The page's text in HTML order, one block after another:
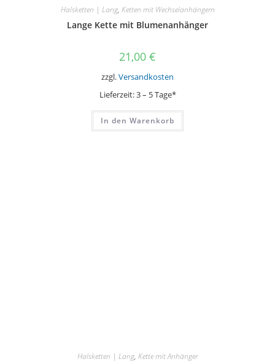
Halsketten | Lang, Ketten mit Wechselanhängern
Lange Kette mit Blumenanhänger
21,00 €
zzgl.Versandkosten
Lieferzeit:3 – 5 Tage*
In den Warenkorb
Halsketten | Lang, Kette mit Anhänger